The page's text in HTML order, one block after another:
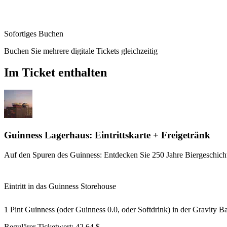
Sofortiges Buchen
Buchen Sie mehrere digitale Tickets gleichzeitig
Im Ticket enthalten
Guinness Lagerhaus: Eintrittskarte + Freigetränk
Auf den Spuren des Guinness: Entdecken Sie 250 Jahre
Eintritt in das Guinness Storehouse
1 Pint Guinness (oder Guinness 0.0, oder Softdrink) in der Gravity